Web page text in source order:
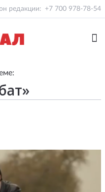
редакции: +7 700 978-78-54